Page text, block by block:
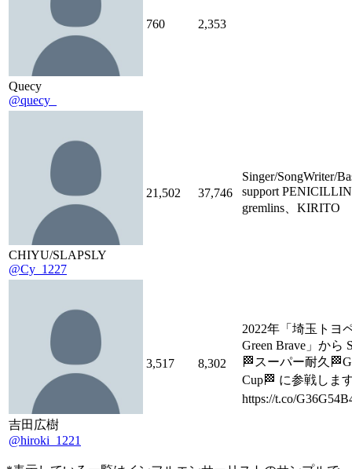
Quecy
@quecy_
760 2,353
CHIYU/SLAPSLY
@Cy_1227
21,502 37,746
Singer/SongWriter/
support
gremlins、KIRITO
吉田広樹
@hiroki_1221
3,517 8,302
2022年「埼玉トヨ
Green Brave」から
🏁スーパー耐久
Cup🏁 に参戦しま
https://t.co/